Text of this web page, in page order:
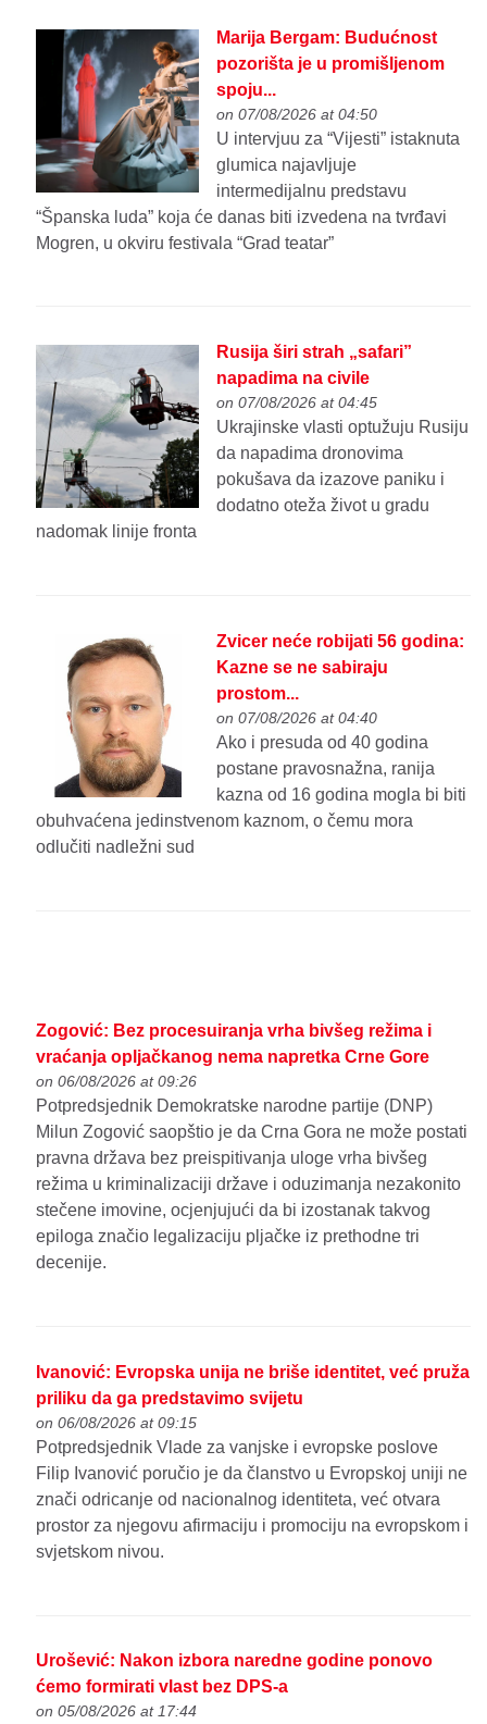
Marija Bergam: Budućnost
pozorišta je u promišljenom
spoju...
on 07/08/2026 at 04:50
U intervjuu za “Vijesti” istaknuta
glumica najavljuje
intermedijalnu predstavu
“Španska luda” koja će danas biti izvedena na tvrđavi
Mogren, u okviru festivala “Grad teatar”
Rusija širi strah „safari”
napadima na civile
on 07/08/2026 at 04:45
Ukrajinske vlasti optužuju Rusiju
da napadima dronovima
pokušava da izazove paniku i
dodatno oteža život u gradu
nadomak linije fronta
Zvicer neće robijati 56 godina:
Kazne se ne sabiraju
prostom...
on 07/08/2026 at 04:40
Ako i presuda od 40 godina
postane pravosnažna, ranija
kazna od 16 godina mogla bi biti
obuhvaćena jedinstvenom kaznom, o čemu mora
odlučiti nadležni sud
Zogović: Bez procesuiranja vrha bivšeg režima i
vraćanja opljačkanog nema napretka Crne Gore
on 06/08/2026 at 09:26
Potpredsjednik Demokratske narodne partije (DNP)
Milun Zogović saopštio je da Crna Gora ne može postati
pravna država bez preispitivanja uloge vrha bivšeg
režima u kriminalizaciji države i oduzimanja nezakonito
stečene imovine, ocjenjujući da bi izostanak takvog
epiloga značio legalizaciju pljačke iz prethodne tri
decenije.
Ivanović: Evropska unija ne briše identitet, već pruža
priliku da ga predstavimo svijetu
on 06/08/2026 at 09:15
Potpredsjednik Vlade za vanjske i evropske poslove
Filip Ivanović poručio je da članstvo u Evropskoj uniji ne
znači odricanje od nacionalnog identiteta, već otvara
prostor za njegovu afirmaciju i promociju na evropskom i
svjetskom nivou.
Urošević: Nakon izbora naredne godine ponovo
ćemo formirati vlast bez DPS-a
on 05/08/2026 at 17:44